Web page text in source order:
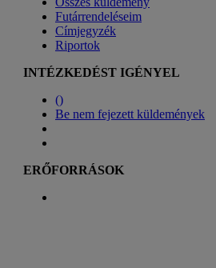
Futárrendeléseim
Címjegyzék
Riportok
INTÉZKEDÉST IGÉNYEL
()
Be nem fejezett küldemények
ERŐFORRÁSOK